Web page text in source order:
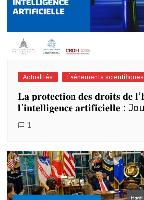
Actualités Événements scientifiques
𝐋𝐚 𝐩𝐫𝐨𝐭𝐞𝐜𝐭𝐢𝐨𝐧 𝐝𝐞𝐬 𝐝𝐫𝐨𝐢𝐭𝐬 𝐝𝐞
𝐥’𝐢𝐧𝐭𝐞𝐥𝐥𝐢𝐠𝐞𝐧𝐜𝐞 𝐚𝐫𝐭𝐢𝐟𝐢𝐜𝐢𝐞𝐥𝐥𝐞
1